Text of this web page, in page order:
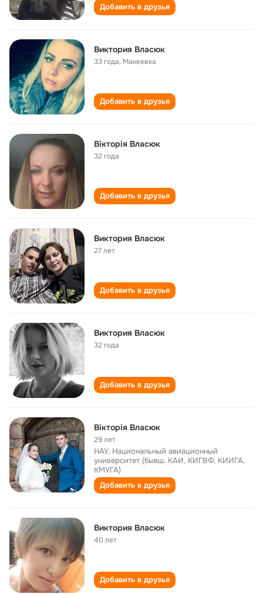
Добавить в друзья
Виктория Власюк
33 года, Макеевка
Добавить в друзья
Вікторія Власюк
32 года
Добавить в друзья
Виктория Власюк
27 лет
Добавить в друзья
Виктория Власюк
32 года
Добавить в друзья
Вікторія Власюк
29 лет
НАУ, Национальный авиационный
университет (бывш. КАИ, КИГВФ, КИИГА,
КМУГА)
Добавить в друзья
Виктория Власюк
40 лет
Добавить в друзья